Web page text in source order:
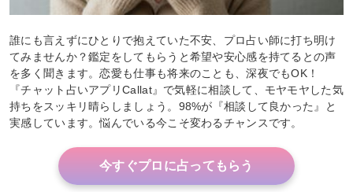
誰にも言えずにひとりで抱えていた不安、プロ占い師に打ち明け
てみませんか？鑑定をしてもらうと希望や安心感を持てるとの声
を多く聞きます。恋愛も仕事も将来のことも、深夜でもOK！
『チャット占いアプリCallat』で気軽に相談して、モヤモヤした気
持ちをスッキリ晴らしましょう。98%が『相談して良かった』と
実感しています。悩んでいる今こそ変わるチャンスです。
今すぐプロに占ってもらう